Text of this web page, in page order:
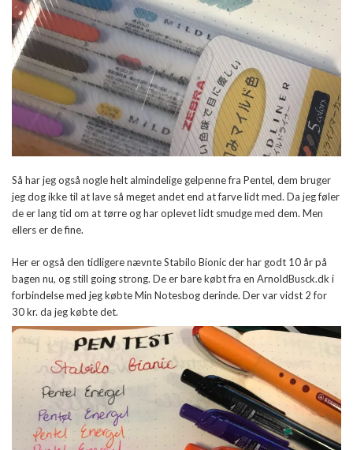
Så har jeg også nogle helt almindelige gelpenne fra Pentel, dem bruger
jeg dog ikke til at lave så meget andet end at farve lidt med. Da jeg føler
de er lang tid om at tørre og har oplevet lidt smudge med dem. Men
ellers er de fine.
Her er også den tidligere nævnte Stabilo Bionic der har godt 10 år på
bagen nu, og still going strong. De er bare købt fra en ArnoldBusck.dk i
forbindelse med jeg købte Min Notesbog derinde. Der var vidst 2 for
30 kr. da jeg købte det.